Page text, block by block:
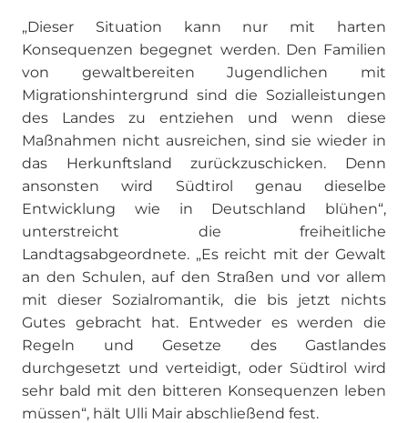
„Dieser Situation kann nur mit harten
Konsequenzen begegnet werden. Den Familien
von gewaltbereiten Jugendlichen mit
Migrationshintergrund sind die Sozialleistungen
des Landes zu entziehen und wenn diese
Maßnahmen nicht ausreichen, sind sie wieder in
das Herkunftsland zurückzuschicken. Denn
ansonsten wird Südtirol genau dieselbe
Entwicklung wie in Deutschland blühen“,
unterstreicht die freiheitliche
Landtagsabgeordnete. „Es reicht mit der Gewalt
an den Schulen, auf den Straßen und vor allem
mit dieser Sozialromantik, die bis jetzt nichts
Gutes gebracht hat. Entweder es werden die
Regeln und Gesetze des Gastlandes
durchgesetzt und verteidigt, oder Südtirol wird
sehr bald mit den bitteren Konsequenzen leben
müssen“, hält Ulli Mair abschließend fest.